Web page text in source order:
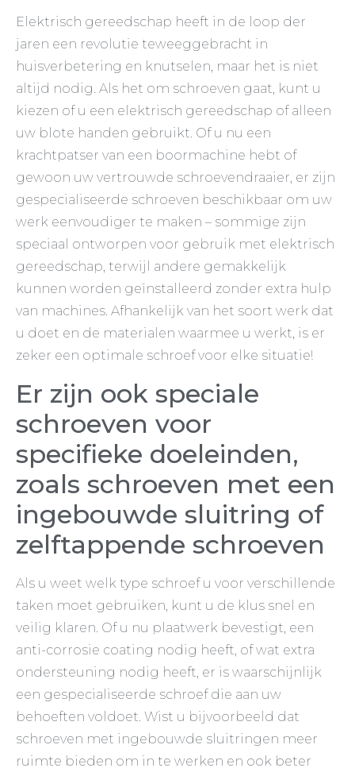
Elektrisch gereedschap heeft in de loop der
jaren een revolutie teweeggebracht in
huisverbetering en knutselen, maar het is niet
altijd nodig. Als het om schroeven gaat, kunt u
kiezen of u een elektrisch gereedschap of alleen
uw blote handen gebruikt. Of u nu een
krachtpatser van een boormachine hebt of
gewoon uw vertrouwde schroevendraaier, er zijn
gespecialiseerde schroeven beschikbaar om uw
werk eenvoudiger te maken – sommige zijn
speciaal ontworpen voor gebruik met elektrisch
gereedschap, terwijl andere gemakkelijk
kunnen worden geïnstalleerd zonder extra hulp
van machines. Afhankelijk van het soort werk dat
u doet en de materialen waarmee u werkt, is er
zeker een optimale schroef voor elke situatie!
Er zijn ook speciale
schroeven voor
specifieke doeleinden,
zoals schroeven met een
ingebouwde sluitring of
zelftappende schroeven
Als u weet welk type schroef u voor verschillende
taken moet gebruiken, kunt u de klus snel en
veilig klaren. Of u nu plaatwerk bevestigt, een
anti-corrosie coating nodig heeft, of wat extra
ondersteuning nodig heeft, er is waarschijnlijk
een gespecialiseerde schroef die aan uw
behoeften voldoet. Wist u bijvoorbeeld dat
schroeven met ingebouwde sluitringen meer
ruimte bieden om in te werken en ook beter